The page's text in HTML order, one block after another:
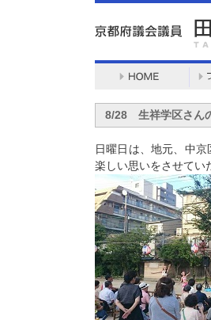
8/28 生祥学区さん
日曜日は、地元、中
楽しい思いをさせてい